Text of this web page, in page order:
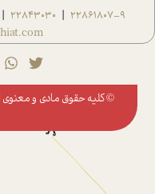
22861807-9
|
22843030
|
© کلیه حقوق مادی و